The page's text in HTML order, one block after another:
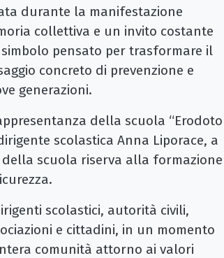
durante la manifestazione
collettiva e un invito costante
pensato per trasformare il
concreto di prevenzione e
generazioni.
della scuola “Erodoto
scolastica Anna Liporace, a
scuola riserva alla formazione
scolastici, autorità civili,
e cittadini, in un momento
comunità attorno ai valori